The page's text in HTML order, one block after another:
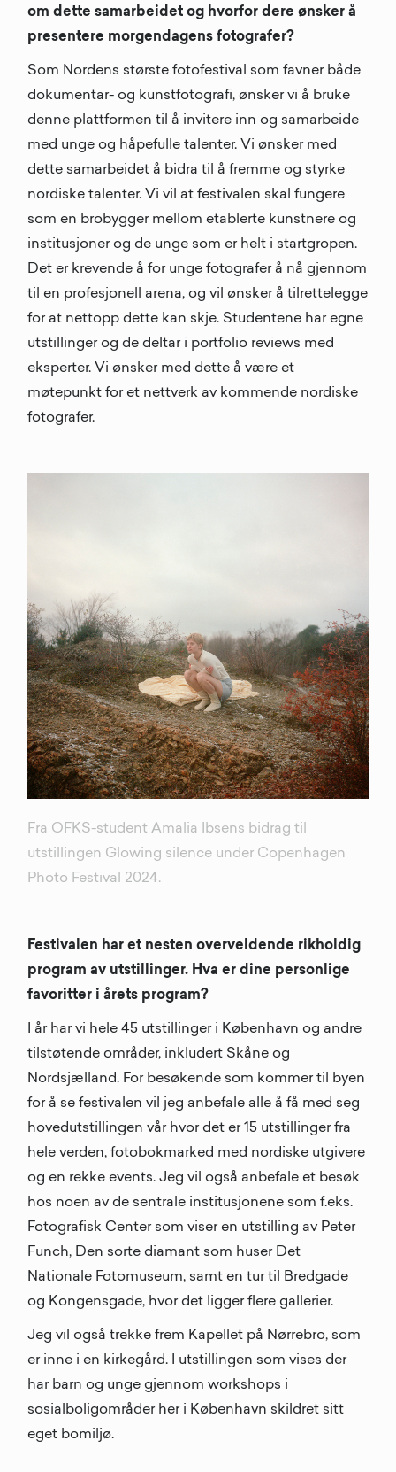
om dette samarbeidet og hvorfor dere ønsker å
presentere morgendagens fotografer?
Som Nordens største fotofestival som favner både
dokumentar- og kunstfotografi, ønsker vi å bruke
denne plattformen til å invitere inn og samarbeide
med unge og håpefulle talenter. Vi ønsker med
dette samarbeidet å bidra til å fremme og styrke
nordiske talenter. Vi vil at festivalen skal fungere
som en brobygger mellom etablerte kunstnere og
institusjoner og de unge som er helt i startgropen.
Det er krevende å for unge fotografer å nå gjennom
til en profesjonell arena, og vil ønsker å tilrettelegge
for at nettopp dette kan skje. Studentene har egne
utstillinger og de deltar i portfolio reviews med
eksperter. Vi ønsker med dette å være et
møtepunkt for et nettverk av kommende nordiske
fotografer.
Fra OFKS-student Amalia Ibsens bidrag til
utstillingen Glowing silence under Copenhagen
Photo Festival 2024.
Festivalen har et nesten overveldende rikholdig
program av utstillinger. Hva er dine personlige
favoritter i årets program?
I år har vi hele 45 utstillinger i København og andre
tilstøtende områder, inkludert Skåne og
Nordsjælland. For besøkende som kommer til byen
for å se festivalen vil jeg anbefale alle å få med seg
hovedutstillingen vår hvor det er 15 utstillinger fra
hele verden, fotobokmarked med nordiske utgivere
og en rekke events. Jeg vil også anbefale et besøk
hos noen av de sentrale institusjonene som f.eks.
Fotografisk Center som viser en utstilling av Peter
Funch, Den sorte diamant som huser Det
Nationale Fotomuseum, samt en tur til Bredgade
og Kongensgade, hvor det ligger flere gallerier.
Jeg vil også trekke frem Kapellet på Nørrebro, som
er inne i en kirkegård. I utstillingen som vises der
har barn og unge gjennom workshops i
sosialboligområder her i København skildret sitt
eget bomiljø.